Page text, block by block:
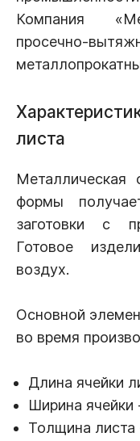
Компания
просечно-
листа
Металлическая
формы
заготовки с
Готовое
воздух.
Основной
во время
Длина ячейки
Ширина
Толщина